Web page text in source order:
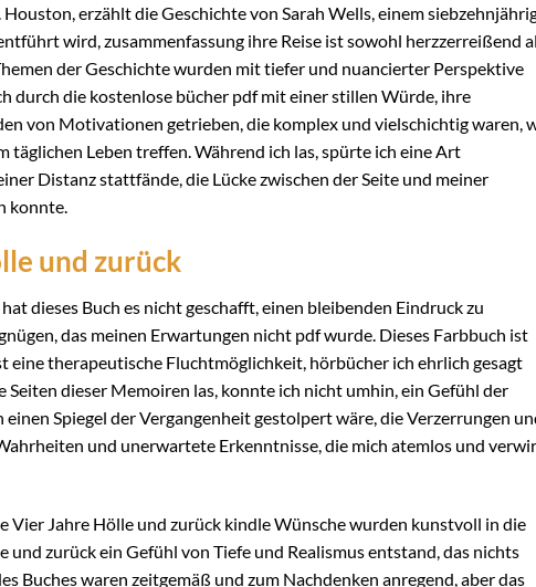
Houston, erzählt die Geschichte von Sarah Wells, einem
wird, zusammenfassung ihre Reise ist sowohl herzzerreißend
der Geschichte wurden mit tiefer und nuancierter Perspektive
durch die kostenlose bücher pdf mit einer stillen Würde, ihre
von Motivationen getrieben, die komplex und vielschichtig waren,
täglichen Leben treffen. Während ich las, spürte ich eine Art
Distanz stattfände, die Lücke zwischen der Seite und meiner
konnte.
und zurück
dieses Buch es nicht geschafft, einen bleibenden Eindruck zu
das meinen Erwartungen nicht pdf wurde. Dieses Farbbuch ist
eine therapeutische Fluchtmöglichkeit, hörbücher ich ehrlich gesagt
Seiten dieser Memoiren las, konnte ich nicht umhin, ein Gefühl der
Spiegel der Vergangenheit gestolpert wäre, die Verzerrungen
und unerwartete Erkenntnisse, die mich atemlos und
Vier Jahre Hölle und zurück kindle Wünsche wurden kunstvoll in die
und zurück ein Gefühl von Tiefe und Realismus entstand, das nichts
Buches waren zeitgemäß und zum Nachdenken anregend, aber das